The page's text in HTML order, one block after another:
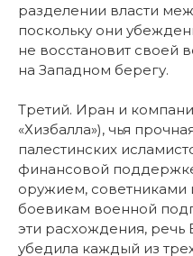
разделении власти
поскольку они
не восстановит своей
на Западном берегу.
Третий. Иран и
«Хизбалла»), чья
палестинских
финансовой
оружием, советниками
боевикам военной
эти расхождения, речь
убедила каждый из